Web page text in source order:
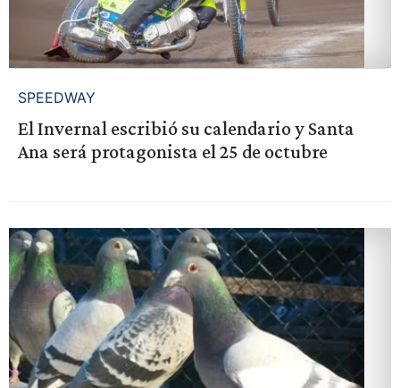
SPEEDWAY
El Invernal escribió su calendario y Santa
Ana será protagonista el 25 de octubre